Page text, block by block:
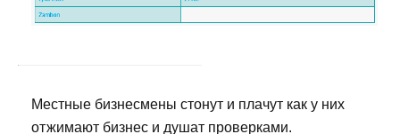
Местные бизнесмены стонут и плачут как у них
отжимают бизнес и душат проверками.